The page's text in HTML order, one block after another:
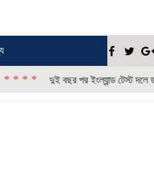
দুই বছর পর ইংল্যান্ড টেস্ট দলে ড্যান লরেন্স